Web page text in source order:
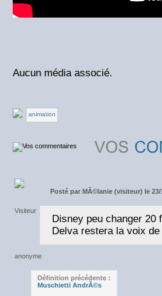
Aucun média associé.
animation
Posté par MÃ©lanie (visiteur) le 23/
Disney peu changer
Delva restera la voix
Définition précédente :
Muschietti AndrÃ©s